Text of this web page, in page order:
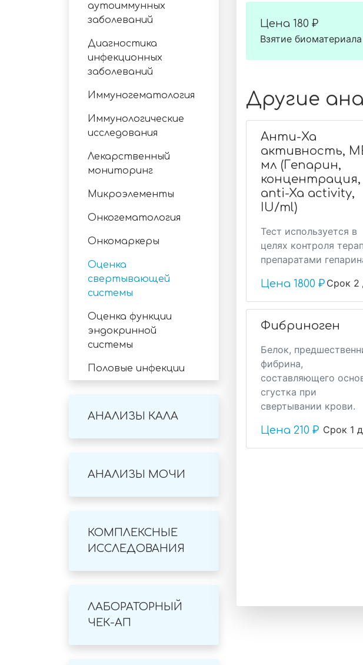
аутоиммунных
заболеваний
Диагностика
инфекционных
заболеваний
Иммуногематология
Иммунологические
исследования
Лекарственный
мониторинг
Микроэлементы
Онкогематология
Онкомаркеры
Оценка
свертывающей
системы
Оценка функции
эндокринной
системы
Половые инфекции
АНАЛИЗЫ КАЛА
АНАЛИЗЫ МОЧИ
КОМПЛЕКСНЫЕ
ИССЛЕДОВАНИЯ
ЛАБОРАТОРНЫЙ
ЧЕК-АП
Цена 180 ₽
Взятие
Другие
Анти-Ха
активность,
мл (Гепарин,
концентрация,
anti-Xa activity,
IU/ml)
Тест используется в
целях контроля
препаратами
Срок 2
Цена 1800 ₽
Фибриноген
Белок,
фибрина,
составляющего
сгустка при
свертывании крови.
Срок 1
Цена 210 ₽